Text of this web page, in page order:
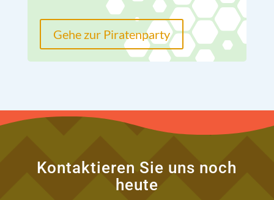
Gehe zur Piratenparty
Kontaktieren Sie uns noch
heute